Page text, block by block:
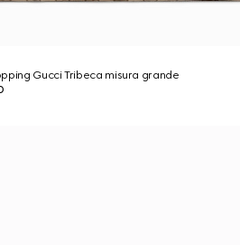
Gucci Tribeca misura grande